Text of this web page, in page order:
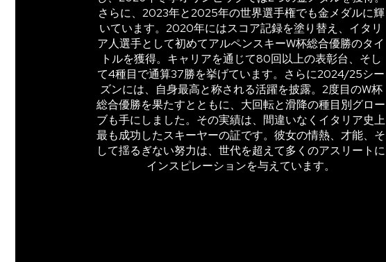
さらに、2023年と2025年の世界選手権でも金メダルに輝
いています。2020年にはスコア記録を塗り替え、イタリ
ア人選手として初めてアルペンスキーW杯総合優勝のタイ
トルを獲得。キャリアを通じて80回以上の表彰台、そし
て4種目で通算37勝を挙げています。さらに2024/25シー
ズンには、自身最高と称される活躍を披露。2度目のW杯
総合優勝を果たすとともに、大回転と滑降の種目別グロー
ブも手にしました。その実績は、間違いなくイタリア史上
最も成功したスキーヤーの証です。彼女の情熱、才能、そ
して揺るぎない努力は、世代を超えて多くのアスリートに
インスピレーションを与えています。